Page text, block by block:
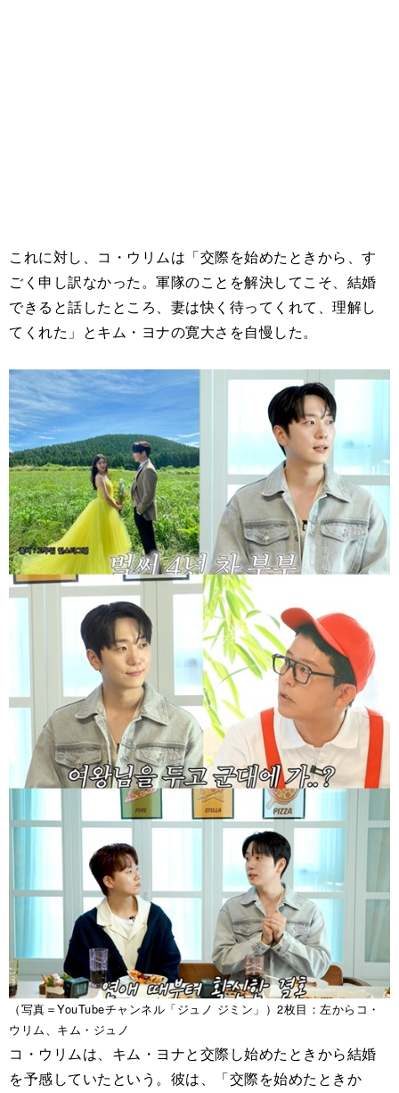
これに対し、コ・ウリムは「交際を始めたときから、す
ごく申し訳なかった。軍隊のことを解決してこそ、結婚
できると話したところ、妻は快く待ってくれて、理解し
てくれた」とキム・ヨナの寛大さを自慢した。
（写真＝YouTubeチャンネル「ジュノ ジミン」）2枚目：左からコ・
ウリム、キム・ジュノ
コ・ウリムは、キム・ヨナと交際し始めたときから結婚
を予感していたという。彼は、「交際を始めたときか